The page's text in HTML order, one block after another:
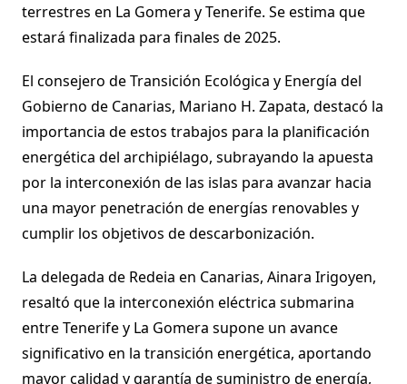
terrestres en La Gomera y Tenerife. Se estima que
estará finalizada para finales de 2025.
El consejero de Transición Ecológica y Energía del
Gobierno de Canarias, Mariano H. Zapata, destacó la
importancia de estos trabajos para la planificación
energética del archipiélago, subrayando la apuesta
por la interconexión de las islas para avanzar hacia
una mayor penetración de energías renovables y
cumplir los objetivos de descarbonización.
La delegada de Redeia en Canarias, Ainara Irigoyen,
resaltó que la interconexión eléctrica submarina
entre Tenerife y La Gomera supone un avance
significativo en la transición energética, aportando
mayor calidad y garantía de suministro de energía,